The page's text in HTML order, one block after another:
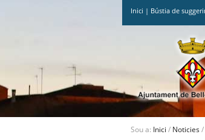
Inici | Bústia de
Sou a: Inici / Noticies/